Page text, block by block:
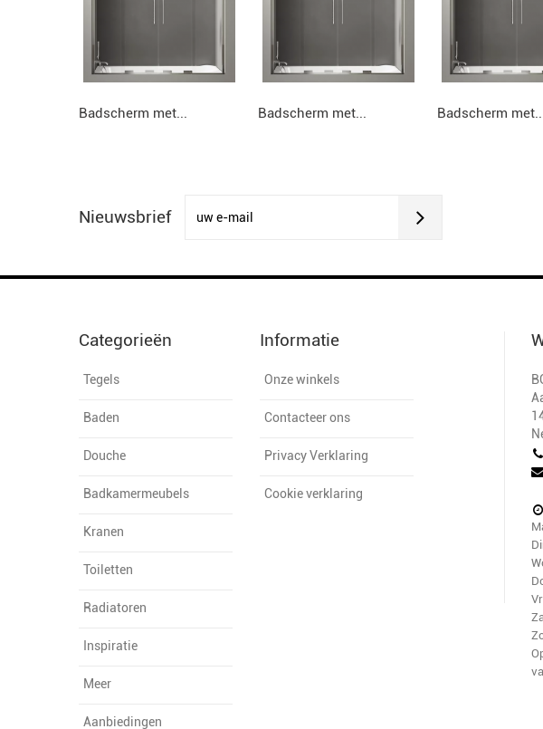
Badscherm met... Badscherm met... Badscherm
Nieuwsbrief
Categorieën
Tegels
Baden
Douche
Badkamermeubels
Kranen
Toiletten
Radiatoren
Inspiratie
Meer
Aanbiedingen
Informatie
Onze winkels
Contacteer ons
Privacy Verklaring
Cookie verklaring